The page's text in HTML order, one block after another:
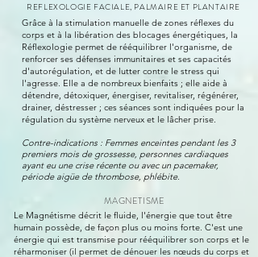
REFLEXOLOGIE FACIALE, PALMAIRE ET PLANTAIRE
Grâce à la stimulation manuelle de zones réflexes du
corps et à la libération des blocages énergétiques, la
Réflexologie permet de rééquilibrer l'organisme, de
renforcer ses défenses immunitaires et ses capacités
d'autorégulation, et de lutter contre le stress qui
l'agresse. Elle a de nombreux bienfaits ; elle aide à
détendre, détoxiquer, énergiser, revitaliser, régénérer,
drainer, déstresser ; ces séances sont indiquées pour ​la
régulation du système nerveux et le lâcher prise.
Contre-indications : Femmes enceintes pendant les 3
premiers mois de grossesse, personnes cardiaques
ayant eu une crise récente ou avec un pacemaker,
période aigüe de thrombose, phlébite.​​​
MAGNETISME
Le Magnétisme décrit le fluide, l'énergie que tout être
humain possède, de façon plus ou moins forte. C'est une
énergie qui est transmise pour rééquilibrer son corps et le
réharmoniser (il permet de dénouer les nœuds du corps et